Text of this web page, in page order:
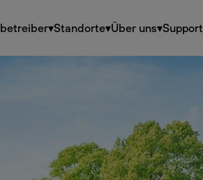
▾Standorte▾Über uns▾Support